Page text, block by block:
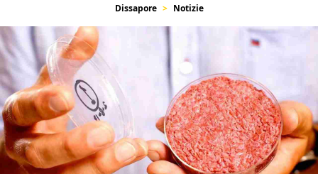
Dissapore Notizie